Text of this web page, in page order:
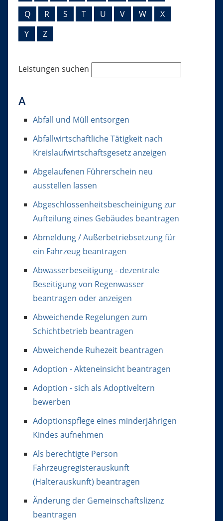
Q
R S T U V W
X
Y
Z
Leistungen suchen
A
Abfall und Müll entsorgen
Abfallwirtschaftliche Tätigkeit nach
Kreislaufwirtschaftsgesetz anzeigen
Abgelaufenen Führerschein neu
ausstellen lassen
Abgeschlossenheitsbescheinigung zur
Aufteilung eines Gebäudes beantragen
Abmeldung / Außerbetriebsetzung für
ein Fahrzeug beantragen
Abwasserbeseitigung - dezentrale
Beseitigung von Regenwasser
beantragen oder anzeigen
Abweichende Regelungen zum
Schichtbetrieb beantragen
Abweichende Ruhezeit beantragen
Adoption - Akteneinsicht beantragen
Adoption - sich als Adoptiveltern
bewerben
Adoptionspflege eines minderjährigen
Kindes aufnehmen
Als berechtigte Person
Fahrzeugregisterauskunft
(Halterauskunft) beantragen
Änderung der Gemeinschaftslizenz
beantragen